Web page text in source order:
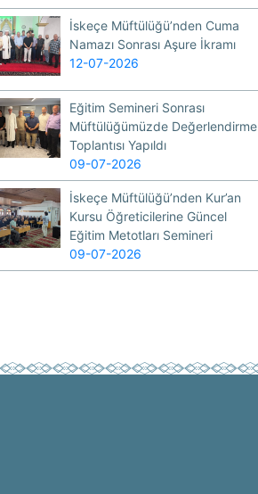
İskeçe Müftülüğü’nden Cuma
Namazı Sonrası Aşure İkramı
12-07-2026
Eğitim Semineri Sonrası
Müftülüğümüzde Değerlendirme
Toplantısı Yapıldı
09-07-2026
İskeçe Müftülüğü’nden Kur’an
Kursu Öğreticilerine Güncel
Eğitim Metotları Semineri
09-07-2026